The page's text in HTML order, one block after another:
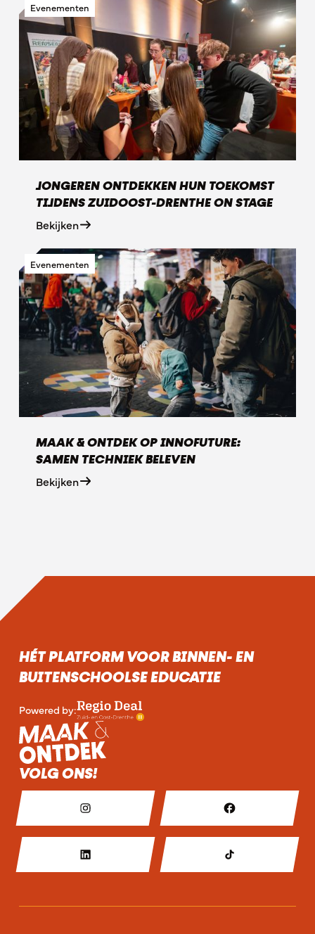
Evenementen
JONGEREN ONTDEKKEN HUN TOEKOMST
TIJDENS ZUIDOOST-DRENTHE ON STAGE
Bekijken
Evenementen
MAAK & ONTDEK OP INNOFUTURE:
SAMEN TECHNIEK BELEVEN
Bekijken
HÉT PLATFORM VOOR BINNEN- EN
BUITENSCHOOLSE EDUCATIE
Powered by:
VOLG ONS!